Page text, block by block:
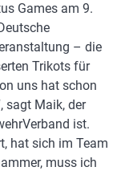
Games am 9.
– die
Trikots für
uns hat schon
sagt Maik, der
ist.
hat sich im Team
muss ich